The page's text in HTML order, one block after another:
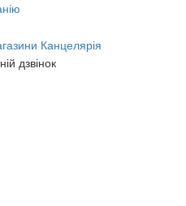
Канцелярія
дзвінок